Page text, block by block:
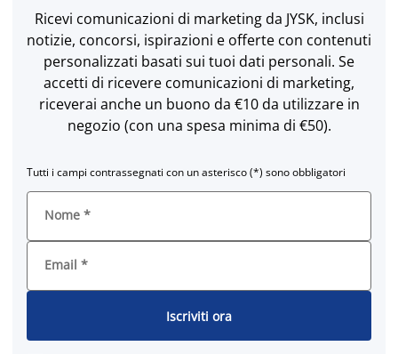
Ricevi comunicazioni di marketing da JYSK, inclusi
notizie, concorsi, ispirazioni e offerte con contenuti
personalizzati basati sui tuoi dati personali. Se
accetti di ricevere comunicazioni di marketing,
riceverai anche un buono da €10 da utilizzare in
negozio (con una spesa minima di €50).
Tutti i campi contrassegnati con un asterisco (*) sono obbligatori
Nome *
Email *
Iscriviti ora